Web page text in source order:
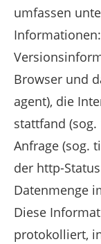
umfassen
Browser und
agent), die
stattfand
Anfrage (sog.
der http-
Datenmenge
Diese
protokolliert,